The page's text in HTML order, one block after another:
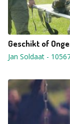
Geschikt of
Jan Soldaat -